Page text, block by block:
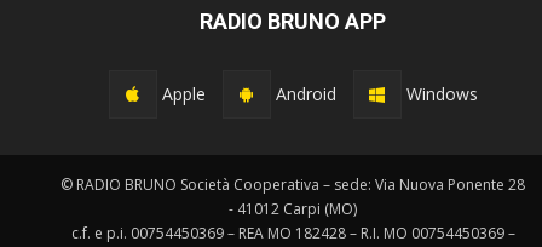
RADIO BRUNO APP
Apple Android Windows
© RADIO BRUNO Società Cooperativa – sede: Via Nuova Ponente 28
- 41012 Carpi (MO)
c.f. e p.i. 00754450369 – REA MO 182428 – R.I. MO 00754450369 –